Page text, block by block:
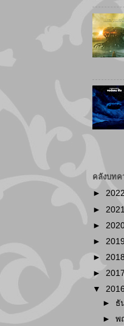
คลังบทค
► 2022
► 2021
►
► 2019
► 2018
► 2017
▼ 2016
► ธั
►พ